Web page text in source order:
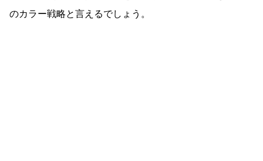
のカラー戦略と言えるでしょう。